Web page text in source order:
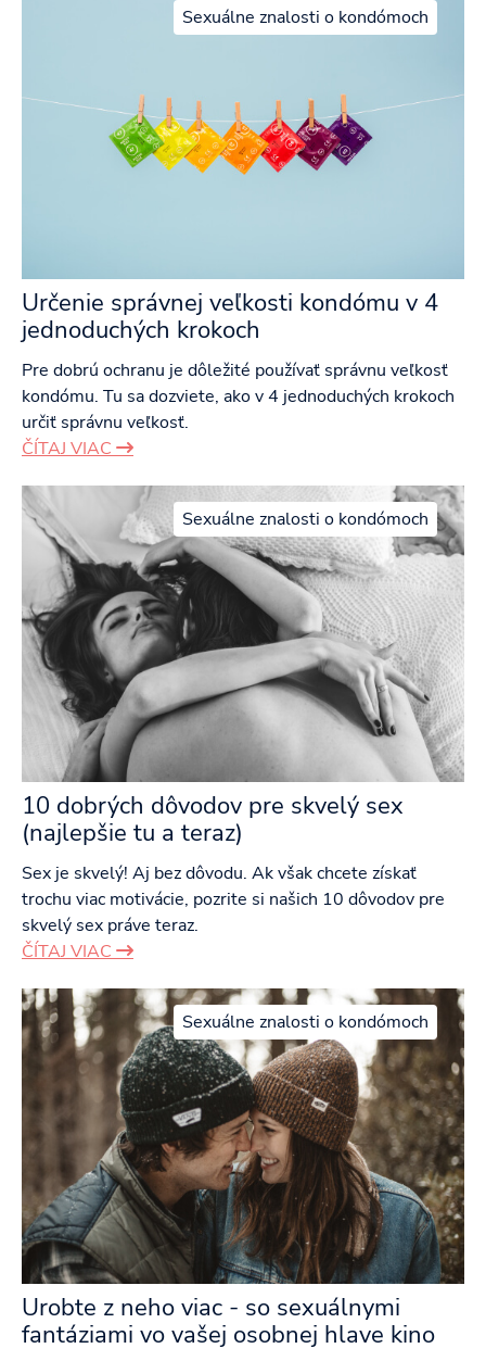
Sexuálne znalosti o kondómoch
Určenie správnej veľkosti kondómu v 4
jednoduchých krokoch
Pre dobrú ochranu je dôležité používať správnu veľkosť
kondómu. Tu sa dozviete, ako v 4 jednoduchých krokoch
určiť správnu veľkosť.
ČÍTAJ VIAC
Sexuálne znalosti o kondómoch
10 dobrých dôvodov pre skvelý sex
(najlepšie tu a teraz)
Sex je skvelý! Aj bez dôvodu. Ak však chcete získať
trochu viac motivácie, pozrite si našich 10 dôvodov pre
skvelý sex práve teraz.
ČÍTAJ VIAC
Sexuálne znalosti o kondómoch
Urobte z neho viac - so sexuálnymi
fantáziami vo vašej osobnej hlave kino